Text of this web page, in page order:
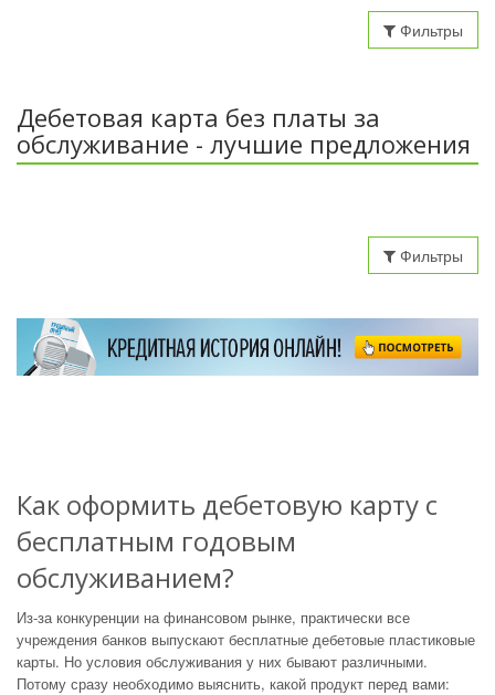
Фильтры
Дебетовая карта без платы за
обслуживание - лучшие предложения
Фильтры
Как оформить дебетовую карту с
бесплатным годовым
обслуживанием?
Из-за конкуренции на финансовом рынке, практически все
учреждения банков выпускают бесплатные дебетовые пластиковые
карты. Но условия обслуживания у них бывают различными.
Потому сразу необходимо выяснить, какой продукт перед вами: